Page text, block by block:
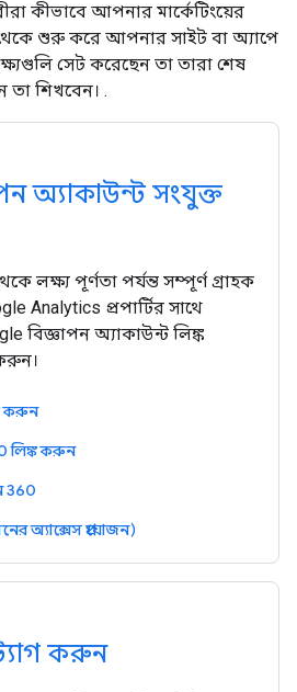
কীভাবে আপনার মার্কেটিংয়ের
থেকে শুরু করে আপনার সাইট বা অ্যাপে
সেট করেছেন তা তারা শেষ
তা শিখবেন। .
অ্যাকাউন্ট সংযুক্ত
লক্ষ্য পূর্ণতা পর্যন্ত সম্পূর্ণ গ্রাহক
Analytics প্রপার্টির সাথে
বিজ্ঞাপন অ্যাকাউন্ট লিঙ্ক
করুন
লিঙ্ক করুন
360
অ্যাক্সেস প্রয়োজন)
করুন